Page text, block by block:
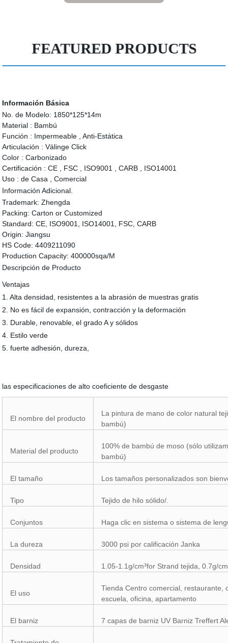
FEATURED PRODUCTS
Información Básica
No. de Modelo: 1850*125*14m
Material : Bambú
Función : Impermeable , Anti-Estática
Articulación : Välinge Click
Color : Carbonizado
Certificación : CE , FSC , ISO9001 , CARB , ISO14001
Uso : de Casa , Comercial
Información Adicional.
Trademark: Zhengda
Packing: Carton or Customized
Standard: CE, ISO9001, ISO14001, FSC, CARB
Origin: Jiangsu
HS Code: 4409211090
Production Capacity: 400000sqa/M
Descripción de Producto
Ventajas
1. Alta densidad, resistentes a la abrasión de muestras gratis
2. No es fácil de expansión, contracción y la deformación
3. Durable, renovable, el grado A y sólidos
4. Estilo verde
5. fuerte adhesión, dureza,
las especificaciones de alto coeficiente de desgaste
El nombre del producto
La pintura de mano de color natural
bambú)
Material del producto
100% de bambú de moso (sólo
bambú)
El tamaño Los tamaños personalizados son
Tipo Tejido de hilo sólido/.
Conjuntos Haga clic en sistema o sistema de
La dureza 3000 psi por calificación Janka
Densidad 1.05-1.1g/cm³for Strand tejida, 0.7g/
El uso
Tienda Centro comercial, restaurante,
escuela, oficina, apartamento
El barniz 7 capas de barniz UV Barniz Treffert